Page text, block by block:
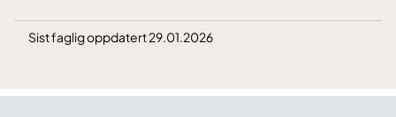
Sist faglig oppdatert 29.01.2026